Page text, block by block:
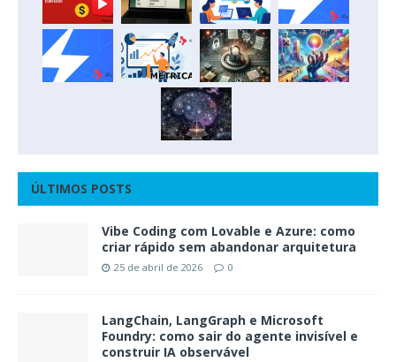
ÚLTIMOS POSTS
Vibe Coding com Lovable e Azure: como
criar rápido sem abandonar arquitetura
25 de abril de 2026 0
LangChain, LangGraph e Microsoft
Foundry: como sair do agente invisível e
construir IA observável